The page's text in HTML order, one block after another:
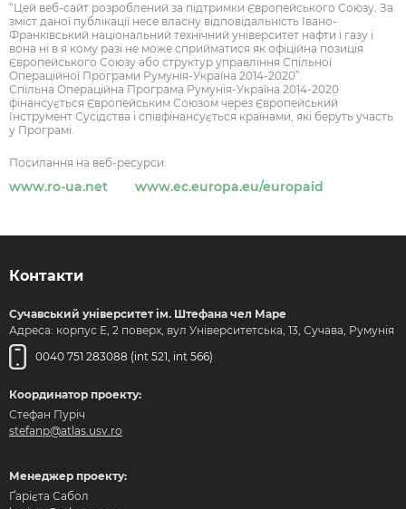
“Цей веб-сайт розроблений за підтримки Європейського Союзу. За
зміст даної публікації несе власну відповідальність Івано-
Франківський національний технічний університет нафти і газу і
вона ні в я кому разі не може сприйматися як офіційна позиція
Європейського Союзу або структур управління Спільної
Операційної Програми Румунія-Україна 2014-2020”.
Спільна Операційна Програма Румунія-Україна 2014-2020
фінансується Європейським Союзом через Європейський
Інструмент Сусідства і співфінансується країнами, які беруть участь
у Програмі.
Посилання на веб-ресурси:
www.ro-ua.net www.ec.europa.eu/europaid
Контакти
Сучавський університет ім. Штефана чел Маре
Адреса: корпус Е, 2 поверх, вул Університетська, 13, Сучава, Румунія
0040 751 283088 (int 521, int 566)
Координатор проекту:
Стефан Пуріч
stefanp@atlas.usv.ro
Менеджер проекту:
Ґарієта Сабол